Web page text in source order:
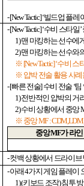
- [New Tactic] ‘빌드업 플레
- [New Tactic] ‘수비 스타일’
1)맨 마킹하는 선수에
2)맨 마킹하는 선수와
※ [New Tactic] ‘수비 스
※ 압박 전술 활용 사
- [빠른 전술]수비 전술 ‘팀
1)전반적인 압박의 거
2)수비 상황에서 중앙
※ 중앙MF :
중앙MF가 라
-컷백 상황에서 드라이브
-아래4가지 게임 플레이
1) (키보드 조작)침투